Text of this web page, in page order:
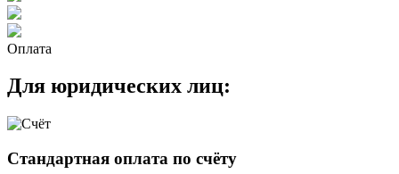
Оплата
Для юридических лиц:
Стандартная оплата по счёту